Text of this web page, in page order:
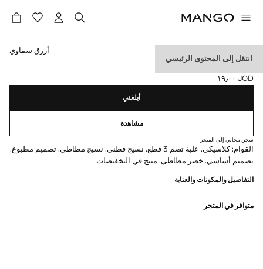
انتقل إلى المحتوى الرئيسي
سروال قطن عدد 3 قطع
السعر الحالي [JOD ١٩٫٠٠ ]
JOD ١٩٫٠٠
حدد اللون
أزرق سماوي
أبلغني
مشاهدة
شحن مجاني إلى المتجر
القوام: كلاسيكي. علبة تضم 3 قطع. نسيج قطني. نسيج مطاطي. تصميم مطبوع.
تصميم أساسي. خصر مطاطي. منتج في التخفيضات
التفاصيل والمكونات والعناية
متوافر في المتجر